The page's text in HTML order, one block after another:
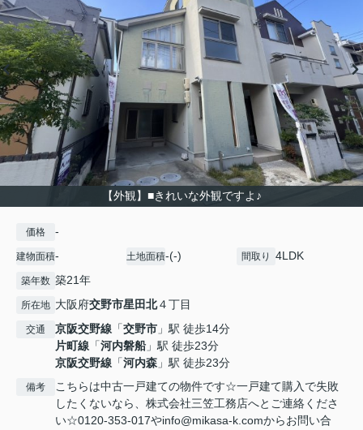
【外観】■きれいな外観ですよ♪
価格 -
建物面積- 土地面積-(-) 間取り 4LDK
築年数 築21年
所在地 大阪府交野市星田北４丁目
交通 京阪交野線 「交野市 」駅 徒歩14分
片町線 「河内磐船」駅 徒歩23分
京阪交野線 「河内森 」駅 徒歩23分
備考
こちらは中古一戸建ての物件です☆一戸建て購入で失敗
したくないなら、株式会社三笠工務店へとご連絡くださ
い☆0120-353-017やinfo@mikasa-k.comからお問い合